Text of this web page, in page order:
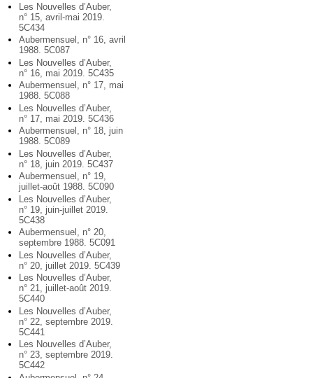
Les Nouvelles d’Auber,
n° 15, avril-mai 2019.
5C434
Aubermensuel, n° 16, avril
1988. 5C087
Les Nouvelles d’Auber,
n° 16, mai 2019. 5C435
Aubermensuel, n° 17, mai
1988. 5C088
Les Nouvelles d’Auber,
n° 17, mai 2019. 5C436
Aubermensuel, n° 18, juin
1988. 5C089
Les Nouvelles d’Auber,
n° 18, juin 2019. 5C437
Aubermensuel, n° 19,
juillet-août 1988. 5C090
Les Nouvelles d’Auber,
n° 19, juin-juillet 2019.
5C438
Aubermensuel, n° 20,
septembre 1988. 5C091
Les Nouvelles d’Auber,
n° 20, juillet 2019. 5C439
Les Nouvelles d’Auber,
n° 21, juillet-août 2019.
5C440
Les Nouvelles d’Auber,
n° 22, septembre 2019.
5C441
Les Nouvelles d’Auber,
n° 23, septembre 2019.
5C442